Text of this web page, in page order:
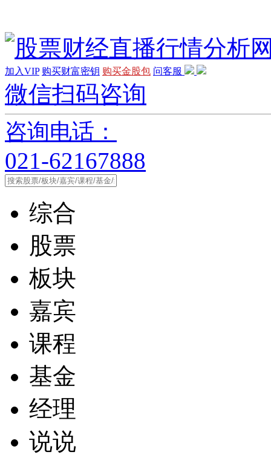
加入VIP 购买财富密钥 购买金股包 问客服
微信扫码咨询
咨询电话：
021-62167888
综合
股票
板块
嘉宾
课程
基金
经理
说说